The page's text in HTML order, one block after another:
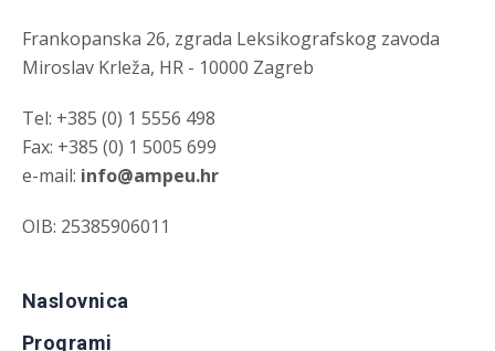
Frankopanska 26, zgrada Leksikografskog zavoda
Miroslav Krleža, HR - 10000 Zagreb
Tel: +385 (0) 1 5556 498
Fax: +385 (0) 1 5005 699
e-mail: info@ampeu.hr
OIB: 25385906011
Naslovnica
Programi